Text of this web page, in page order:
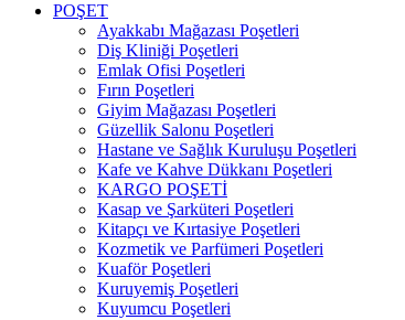
POŞET
Ayakkabı Mağazası Poşetleri
Diş Kliniği Poşetleri
Emlak Ofisi Poşetleri
Fırın Poşetleri
Giyim Mağazası Poşetleri
Güzellik Salonu Poşetleri
Hastane ve Sağlık Kuruluşu Poşetleri
Kafe ve Kahve Dükkanı Poşetleri
KARGO POŞETİ
Kasap ve Şarküteri Poşetleri
Kitapçı ve Kırtasiye Poşetleri
Kozmetik ve Parfümeri Poşetleri
Kuaför Poşetleri
Kuruyemiş Poşetleri
Kuyumcu Poşetleri